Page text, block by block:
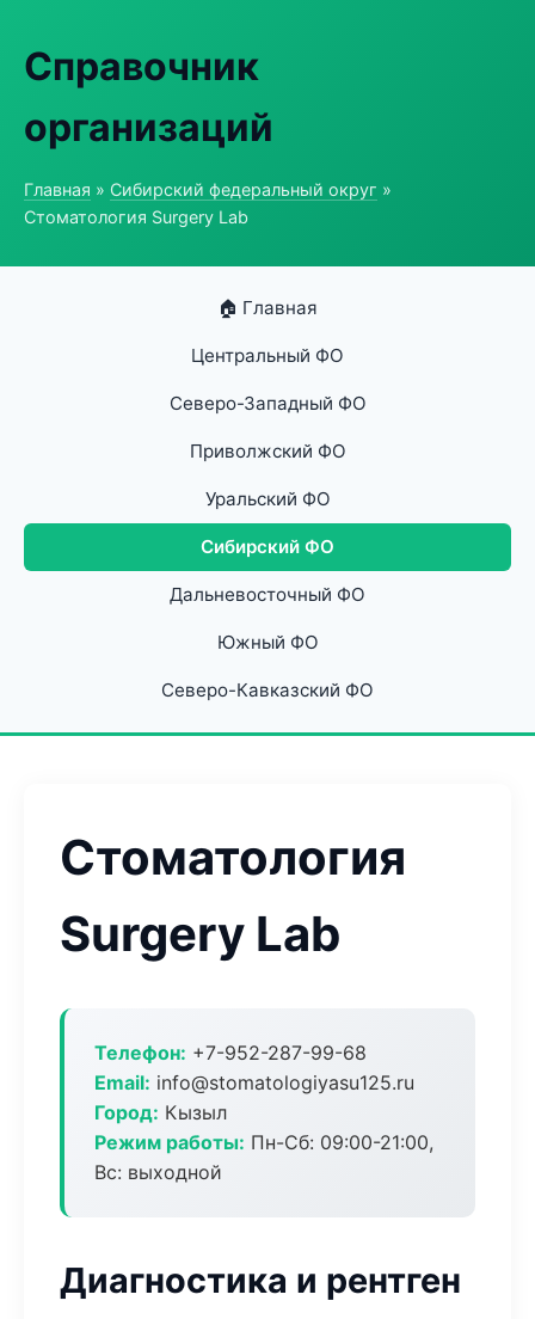
Справочник
организаций
Главная » Сибирский федеральный округ »
Стоматология Surgery Lab
🏠 Главная
Центральный ФО
Северо-Западный ФО
Приволжский ФО
Уральский ФО
Сибирский ФО
Дальневосточный ФО
Южный ФО
Северо-Кавказский ФО
Стоматология
Surgery Lab
Телефон: +7-952-287-99-68
Email: info@stomatologiyasu125.ru
Город: Кызыл
Режим работы: Пн-Сб: 09:00-21:00,
Вс: выходной
Диагностика и рентген